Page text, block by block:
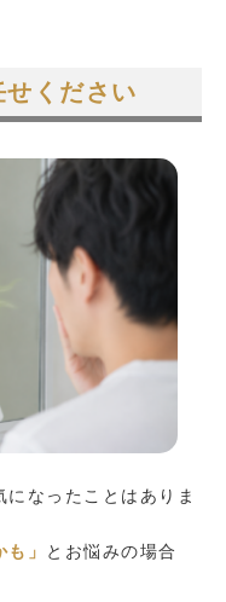
せください
なったことはありま
」
とお悩みの場合